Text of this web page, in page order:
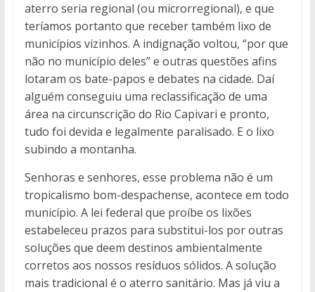
aterro seria regional (ou microrregional), e que
teríamos portanto que receber também lixo de
municípios vizinhos. A indignação voltou, “por que
não no município deles” e outras questões afins
lotaram os bate-papos e debates na cidade. Daí
alguém conseguiu uma reclassificação de uma
área na circunscrição do Rio Capivari e pronto,
tudo foi devida e legalmente paralisado. E o lixo
subindo a montanha.
Senhoras e senhores, esse problema não é um
tropicalismo bom-despachense, acontece em todo
município. A lei federal que proíbe os lixões
estabeleceu prazos para substitui-los por outras
soluções que deem destinos ambientalmente
corretos aos nossos resíduos sólidos. A solução
mais tradicional é o aterro sanitário. Mas já viu a